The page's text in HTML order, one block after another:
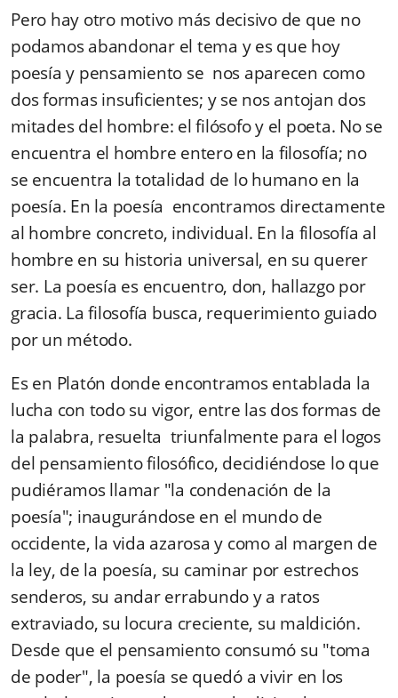
Pero hay otro motivo más decisivo de que no
podamos abandonar el tema y es que hoy
poesía y pensamiento se nos aparecen como
dos formas insuficientes; y se nos antojan dos
mitades del hombre: el filósofo y el poeta. No se
encuentra el hombre entero en la filosofía; no
se encuentra la totalidad de lo humano en la
poesía. En la poesía encontramos directamente
al hombre concreto, individual. En la filosofía al
hombre en su historia universal, en su querer
ser. La poesía es encuentro, don, hallazgo por
gracia. La filosofía busca, requerimiento guiado
por un método.
Es en Platón donde encontramos entablada la
lucha con todo su vigor, entre las dos formas de
la palabra, resuelta triunfalmente para el logos
del pensamiento filosófico, decidiéndose lo que
pudiéramos llamar "la condenación de la
poesía"; inaugurándose en el mundo de
occidente, la vida azarosa y como al margen de
la ley, de la poesía, su caminar por estrechos
senderos, su andar errabundo y a ratos
extraviado, su locura creciente, su maldición.
Desde que el pensamiento consumó su "toma
de poder", la poesía se quedó a vivir en los